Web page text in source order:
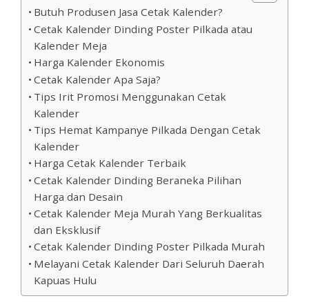
Butuh Produsen Jasa Cetak Kalender?
Cetak Kalender Dinding Poster Pilkada atau
Kalender Meja
Harga Kalender Ekonomis
Cetak Kalender Apa Saja?
Tips Irit Promosi Menggunakan Cetak
Kalender
Tips Hemat Kampanye Pilkada Dengan Cetak
Kalender
Harga Cetak Kalender Terbaik
Cetak Kalender Dinding Beraneka Pilihan
Harga dan Desain
Cetak Kalender Meja Murah Yang Berkualitas
dan Eksklusif
Cetak Kalender Dinding Poster Pilkada Murah
Melayani Cetak Kalender Dari Seluruh Daerah
Kapuas Hulu